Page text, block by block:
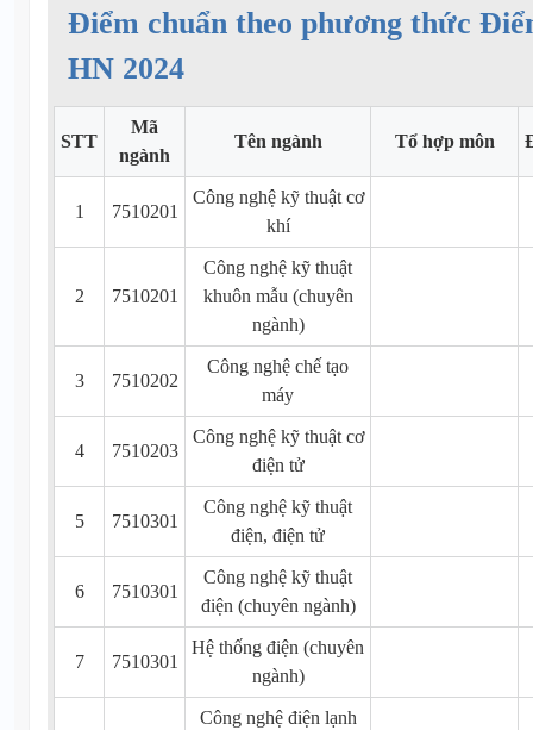
Điểm chuẩn theo phương thức
HN 2024
STT
Mã
ngành
Tên ngành Tổ hợp môn
1 7510201
Công nghệ kỹ thuật cơ
khí
2 7510201
Công nghệ kỹ thuật
khuôn mẫu (chuyên
ngành)
3 7510202
Công nghệ chế tạo
máy
4 7510203
Công nghệ kỹ thuật cơ
điện tử
5 7510301
Công nghệ kỹ thuật
điện, điện tử
6 7510301
Công nghệ kỹ thuật
điện (chuyên ngành)
7 7510301
Hệ thống điện (chuyên
ngành)
Công nghệ điện lạnh